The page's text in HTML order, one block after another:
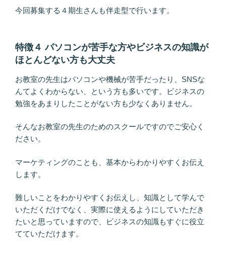
今回募集する４期生さんも伴走型で行います。
特徴４ パソコンが苦手な方やビジネスの知識が
ほとんどない方も大丈夫
お教室の先生はパソコンや機械が苦手だったり、SNSな
んてよくわからない、という方も多いです。ビジネスの
勉強をあまりしたことがない方も少なくありません。
そんなお教室の先生のためのスクールですのでご安心く
ださい。
マーケティングのことも、基本からわかりやすくお伝え
します。
難しいことをわかりやすくお伝えし、知識として学んで
いただくだけでなく、実際に使えるようにしていただき
たいと思っていますので、ビジネスの知識もすぐに役立
てていただけます。